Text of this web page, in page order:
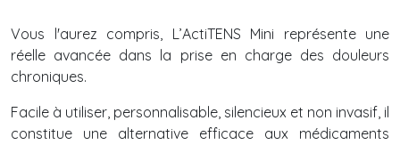
Vous l'aurez compris, L’ActiTENS Mini représente une
réelle avancée dans la prise en charge des douleurs
chroniques.
Facile à utiliser, personnalisable, silencieux et non invasif, il
constitue une alternative efficace aux médicaments